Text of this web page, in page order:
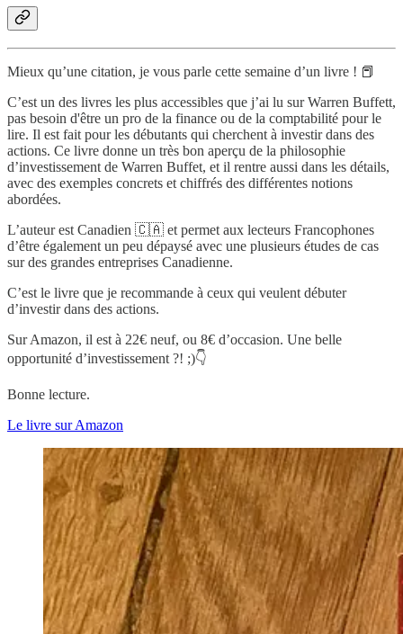
Mieux qu’une citation, je vous parle cette semaine d’un livre ! 📕
C’est un des livres les plus accessibles que j’ai lu sur Warren Buffett,
pas besoin d'être un pro de la finance ou de la comptabilité pour le
lire. Il est fait pour les débutants qui cherchent à investir dans des
actions. Ce livre donne un très bon aperçu de la philosophie
d’investissement de Warren Buffet, et il rentre aussi dans les détails,
avec des exemples concrets et chiffrés des différentes notions
abordées.
L’auteur est Canadien 🇨🇦 et permet aux lecteurs Francophones
d’être également un peu dépaysé avec une plusieurs études de cas
sur des grandes entreprises Canadienne.
C’est le livre que je recommande à ceux qui veulent débuter
d’investir dans des actions.
Sur Amazon, il est à 22€ neuf, ou 8€ d’occasion. Une belle
opportunité d’investissement ?! ;)👇
Bonne lecture.
Le livre sur Amazon